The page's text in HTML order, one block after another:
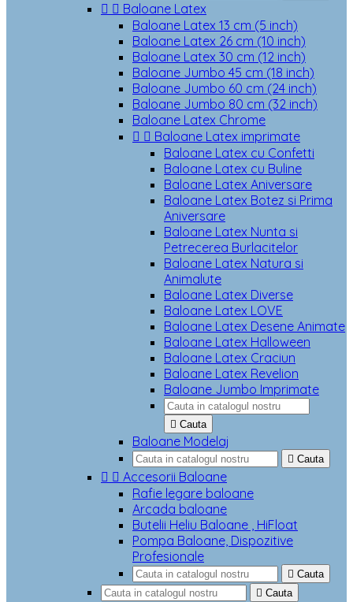
  Baloane Latex
Baloane Latex 13 cm (5 inch)
Baloane Latex 26 cm (10 inch)
Baloane Latex 30 cm (12 inch)
Baloane Jumbo 45 cm (18 inch)
Baloane Jumbo 60 cm (24 inch)
Baloane Jumbo 80 cm (32 inch)
Baloane Latex Chrome
  Baloane Latex imprimate
Baloane Latex cu Confetti
Baloane Latex cu Buline
Baloane Latex Aniversare
Baloane Latex Botez si Prima
Aniversare
Baloane Latex Nunta si
Petrecerea Burlacitelor
Baloane Latex Natura si
Animalute
Baloane Latex Diverse
Baloane Latex LOVE
Baloane Latex Desene Animate
Baloane Latex Halloween
Baloane Latex Craciun
Baloane Latex Revelion
Baloane Jumbo Imprimate
 Cauta
Baloane Modelaj
 Cauta
  Accesorii Baloane
Rafie legare baloane
Arcada baloane
Butelii Heliu Baloane , HiFloat
Pompa Baloane, Dispozitive
Profesionale
 Cauta
 Cauta